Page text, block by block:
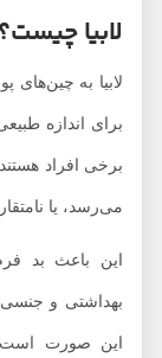
لابیا چیست؟
لابیا به چین‌های
برای اندازه طبیعی
برخی افراد هستند
می‌رسد، یا نامتقارن
این باعث بد فرم
بهداشتی و جنسی
این صورت است که